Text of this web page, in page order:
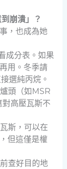
崩潰」？
，也成為她
成分表。如果
用。冬季請
選純丙烷。
頭（如MSR
高壓瓦斯不
斯，可以在
但這僅是權
前查好目的地